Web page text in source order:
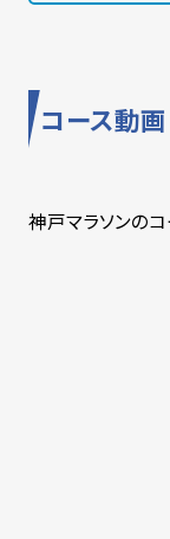
コース動画
神戸マラソンの